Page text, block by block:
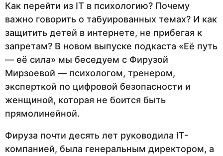
а
з
а
д
е
н
а
а
д
Как перейти из IT в психологию? Почему
важно говорить о табуированных темах? И как
защитить детей в интернете, не прибегая к
запретам? В новом выпуске подкаста «Её путь
— её сила» мы беседуем с Фирузой
Мирзоевой — психологом, тренером,
эксперткой по цифровой безопасности и
женщиной, которая не боится быть
прямолинейной.
Фируза почти десять лет руководила IT-
компанией, была генеральным директором, а